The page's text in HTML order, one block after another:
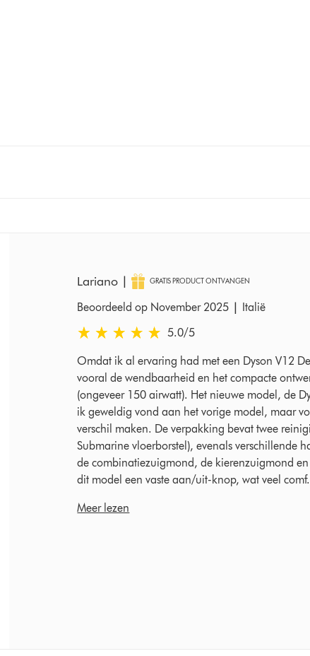
Lariano | GRATIS PRODUCT ONTVANGEN
Beoordeeld op November 2025 | Italië
5.0 sterren van 5 van Beoordeeld op November
5.0/5
Omdat ik al ervaring had met een Dyson V12
vooral de wendbaarheid en het compacte
(ongeveer 150 airwatt). Het nieuwe model, de
ik geweldig vond aan het vorige model, maar
verschil maken. De verpakking bevat twee
Submarine vloerborstel), evenals verschillende
de combinatiezuigmond, de kierenzuigmond
dit model een vaste aan/uit-knop, wat veel
Meer lezen